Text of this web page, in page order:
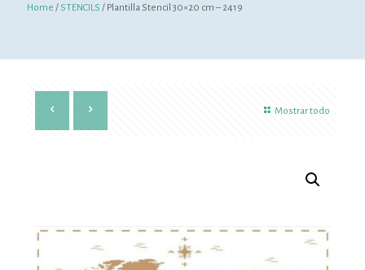
Home / STENCILS / Plantilla Stencil 30×20 cm – 2419
Mostrar todo